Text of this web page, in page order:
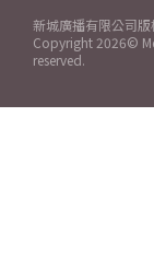
新城廣播有限公司
Copyright 2026©
reserved.